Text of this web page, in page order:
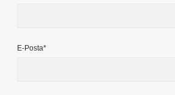
E-Posta*